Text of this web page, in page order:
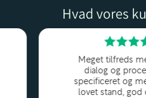
med mange opgaver
arbejder med store
vil du kunne
store mængde RAM
at gå på kompromis
arbejder med krævende
Hvad vores
Meget tilfreds
dialog og
specificeret og
lovet stand, god